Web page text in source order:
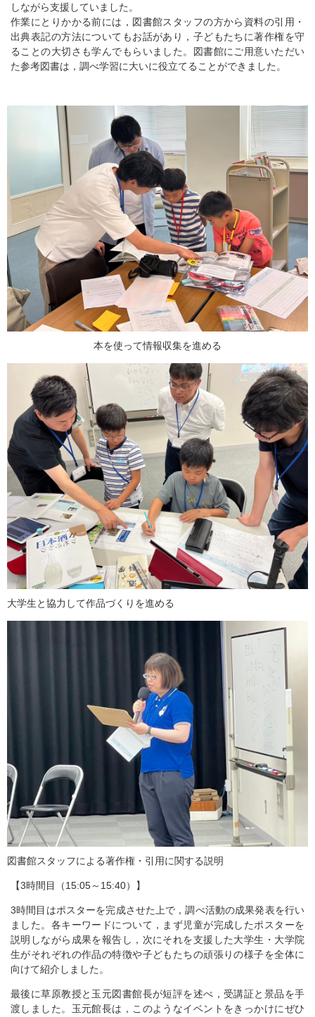
しながら支援していました。
作業にとりかかる前には，図書館スタッフの方から資料の引用・
出典表記の方法についてもお話があり，子どもたちに著作権を守
ることの大切さも学んでもらいました。図書館にご用意いただい
た参考図書は，調べ学習に大いに役立てることができました。
本を使って情報収集を進める
大学生と協力して作品づくりを進める
図書館スタッフによる著作権・引用に関する説明
【3時間目（15:05～15:40）】
3時間目はポスターを完成させた上で，調べ活動の成果発表を行い
ました。各キーワードについて，まず児童が完成したポスターを
説明しながら成果を報告し，次にそれを支援した大学生・大学院
生がそれぞれの作品の特徴や子どもたちの頑張りの様子を全体に
向けて紹介しました。
最後に草原教授と玉元図書館長が短評を述べ，受講証と景品を手
渡しました。玉元館長は，このようなイベントをきっかけにぜひ